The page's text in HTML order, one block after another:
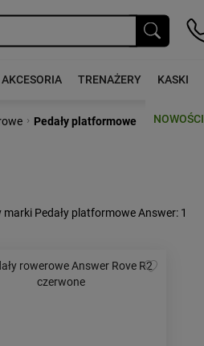
AKCESORIA TRENAŻERY KASKI
NOWOŚCI
› Pedały platformowe
marki Pedały platformowe Answer: 1